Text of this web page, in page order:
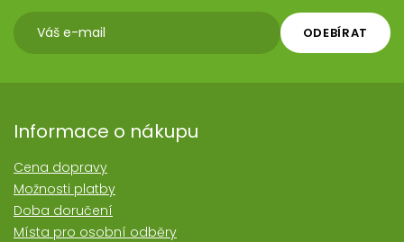
ODEBÍRAT
Informace o nákupu
Cena dopravy
Možnosti platby
Doba doručení
Místa pro osobní odběry